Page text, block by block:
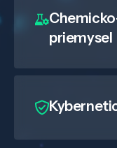
priemysel